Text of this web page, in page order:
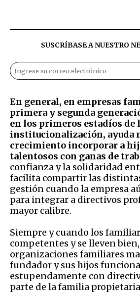
SUSCRÍBASE A NUESTRO
En general, en empresas
primera y segunda
en los primeros estadíos de
institucionalización, ayuda
crecimiento incorporar a
talentosos con ganas de
confianza y la solidaridad
facilita compartir las
gestión cuando la empresa
para integrar a directivos
mayor calibre.
Siempre y cuando los
competentes y se lleven
organizaciones familiares
fundador y sus hijos
estupendamente con
parte de la familia